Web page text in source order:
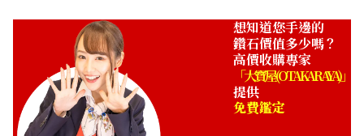
想知道您手邊的
鑽石價值多少嗎？
高價收購專家
「大寶屋 (OTAKARAYA)」
提供
免費鑑定